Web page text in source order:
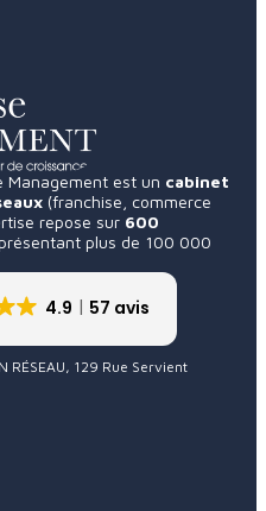
Management est un cabinet
(franchise, commerce
repose sur 600
plus de 100 000
4.9 57 avis
RÉSEAU, 129 Rue Servient